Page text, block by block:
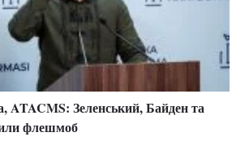
ATACMS: Зеленський, Байден та
флешмоб